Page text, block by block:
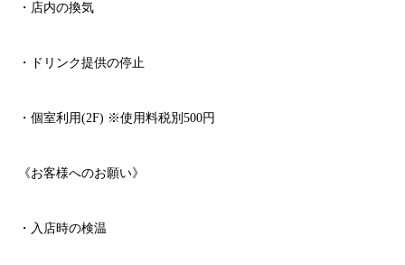
・店内の換気
・ドリンク提供の停止
・個室利用(2F) ※使用料税別 500円
《お客様へのお願い》
・入店時の検温